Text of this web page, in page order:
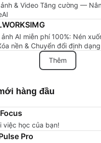
& Video Tăng cường —
ảnh AI miễn phí 100%: Nén
nền & Chuyển đổi định dạng
Thêm
hàng đầu
việc học của bạn!
Pro